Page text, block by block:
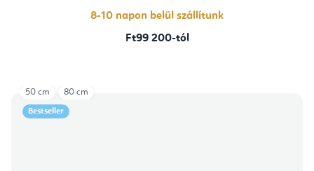
8-10 napon belül szállítunk
Ft99 200-tól
Bestseller
50 cm 80 cm